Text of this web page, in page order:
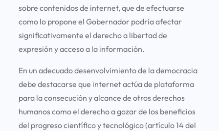
sobre contenidos de internet, que de efectuarse
como lo propone el Gobernador podría afectar
significativamente el derecho a libertad de
expresión y acceso a la información.
En un adecuado desenvolvimiento de la democracia
debe destacarse que internet actúa de plataforma
para la consecución y alcance de otros derechos
humanos como el derecho a gozar de los beneficios
del progreso científico y tecnológico (artículo 14 del